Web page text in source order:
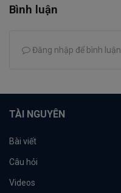
Bình luận
Đăng nhập để bình luận
TÀI NGUYÊN
Bài viết
Câu hỏi
Videos